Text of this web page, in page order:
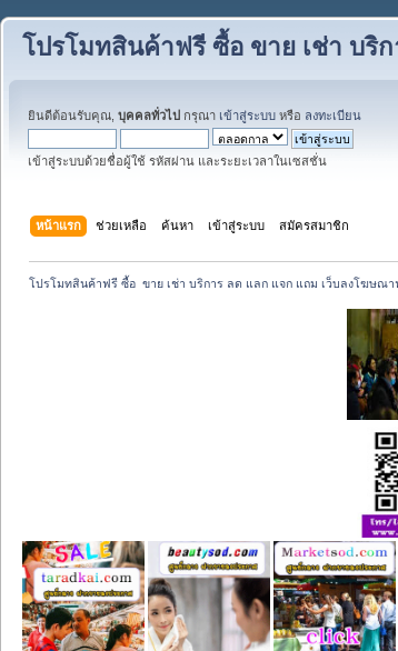
โปรโมทสินค้าฟรี ซื้อ ขาย เช่า บริ
ยินดีต้อนรับคุณ, บุคคลทั่วไป กรุณา เข้าสู่ระบบ หรือ ลงทะเบียน
เข้าสู่ระบบด้วยชื่อผู้ใช้ รหัสผ่าน และระยะเวลาในเซสชั่น
หน้าแรก ช่วยเหลือ ค้นหา เข้าสู่ระบบ สมัครสมาชิก
โปรโมทสินค้าฟรี ซื้อ  ขาย เช่า บริการ ลด แลก แจก แถม เว็บลงโฆษณา